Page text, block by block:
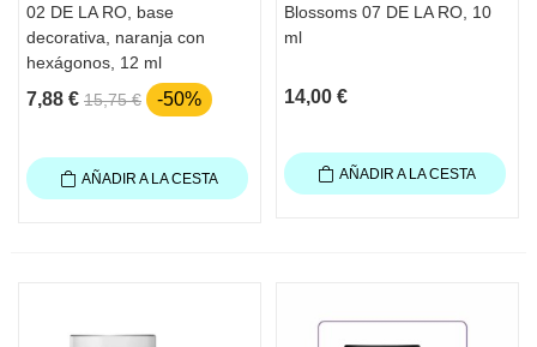
02 DE LA RO, base
decorativa, naranja con
hexágonos, 12 ml
7,88 € 15,75 € -50%
AÑADIR A LA CESTA
Blossoms 07 DE LA RO, 10
ml
14,00 €
AÑADIR A LA CESTA